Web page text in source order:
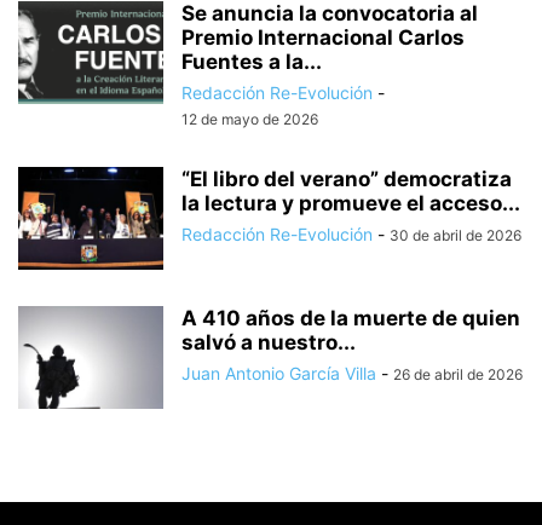
Se anuncia la convocatoria al
Premio Internacional Carlos
Fuentes a la...
Redacción Re-Evolución -
12 de mayo de 2026
“El libro del verano” democratiza
la lectura y promueve el acceso...
Redacción Re-Evolución - 30 de abril de 2026
A 410 años de la muerte de quien
salvó a nuestro...
Juan Antonio García Villa - 26 de abril de 2026